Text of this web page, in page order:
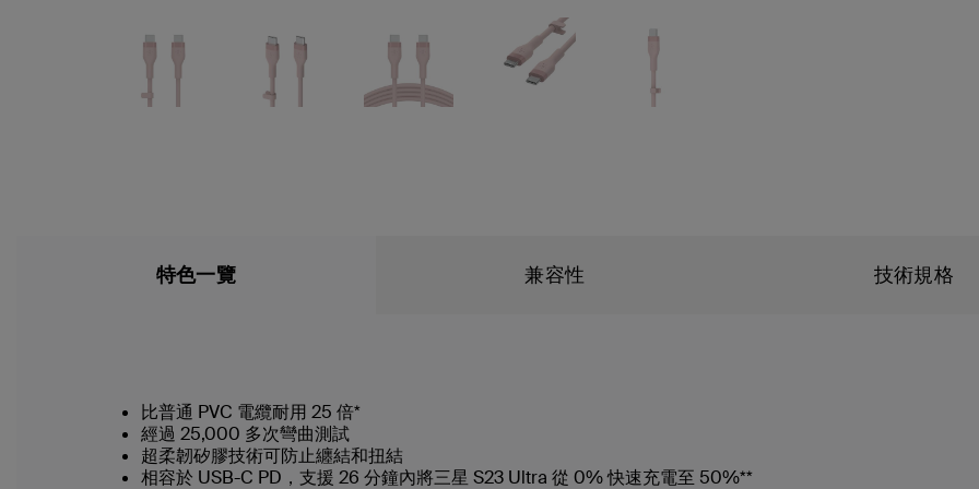
特色一覽 兼容性 技術規格
比普通 PVC 電纜耐用 25 倍*
經過 25,000 多次彎曲測試
超柔韌矽膠技術可防止纏結和扭結
相容於 USB-C PD，支援 26 分鐘內將三星 S23 Ultra 從 0% 快速充電至 50%**